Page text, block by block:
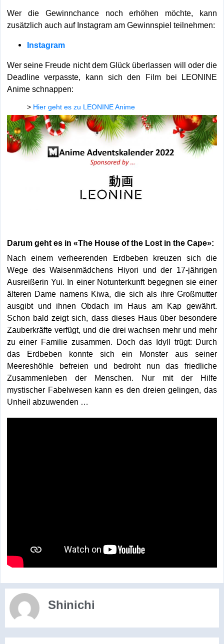
Wer die Gewinnchance noch erhöhen möchte, kann
zusätzlich auch auf Instagram am Gewinnspiel teilnehmen:
Instagram
Wer seine Freude nicht dem Glück überlassen will oder die
Deadline verpasste, kann sich den Film bei LEONINE
Anime schnappen:
> Hier geht es zu LEONINE Anime
Darum geht es in «The House of the Lost in the Cape»:
Nach einem verheerenden Erdbeben kreuzen sich die
Wege des Waisenmädchens Hiyori und der 17-jährigen
Ausreißerin Yui. In einer Notunterkunft begegnen sie einer
älteren Dame namens Kiwa, die sich als ihre Großmutter
ausgibt und ihnen Obdach im Haus am Kap gewährt.
Schon bald zeigt sich, dass dieses Haus über besondere
Zauberkräfte verfügt, und die drei wachsen mehr und mehr
zu einer Familie zusammen. Doch das Idyll trügt: Durch
das Erdbeben konnte sich ein Monster aus seiner
Meereshöhle befreien und bedroht nun das friedliche
Zusammenleben der Menschen. Nur mit der Hilfe
mystischer Fabelwesen kann es den dreien gelingen, das
Unheil abzuwenden …
Shinichi